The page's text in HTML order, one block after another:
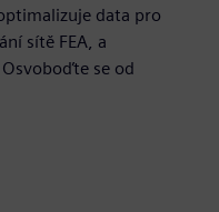
data pro
sítě FEA, a
se od